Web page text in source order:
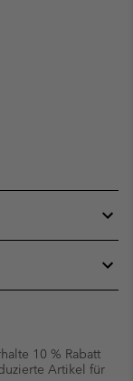
10 % Rabatt
Artikel für